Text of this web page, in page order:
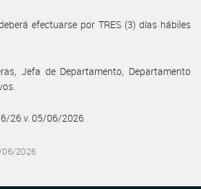
efectuarse por TRES (3) días hábiles
Jefa de Departamento, Departamento
26 v. 05/06/2026
06/2026